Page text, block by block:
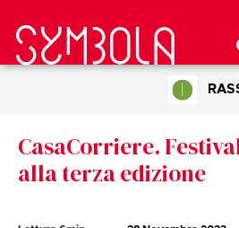
CasaCorriere.
alla terza edizione